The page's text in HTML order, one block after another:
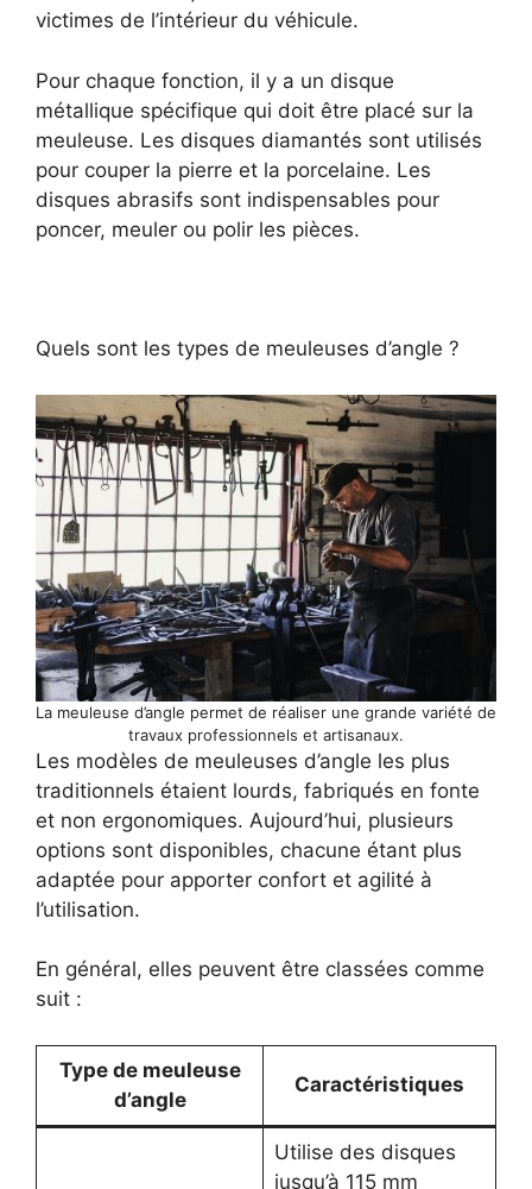
victimes de l’intérieur du véhicule.
Pour chaque fonction, il y a un disque
métallique spécifique qui doit être placé sur la
meuleuse. Les disques diamantés sont utilisés
pour couper la pierre et la porcelaine. Les
disques abrasifs sont indispensables pour
poncer, meuler ou polir les pièces.
Quels sont les types de meuleuses d’angle ?
La meuleuse d’angle permet de réaliser une grande variété de
travaux professionnels et artisanaux.
Les modèles de meuleuses d’angle les plus
traditionnels étaient lourds, fabriqués en fonte
et non ergonomiques. Aujourd’hui, plusieurs
options sont disponibles, chacune étant plus
adaptée pour apporter confort et agilité à
l’utilisation.
En général, elles peuvent être classées comme
suit :
Type de meuleuse
d’angle
Caractéristiques
Utilise des disques
jusqu’à 115 mm